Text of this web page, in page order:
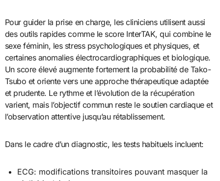
Pour guider la prise en charge, les cliniciens utilisent aussi
des outils rapides comme le score InterTAK, qui combine le
sexe féminin, les stress psychologiques et physiques, et
certaines anomalies électrocardiographiques et biologique.
Un score élevé augmente fortement la probabilité de Tako-
Tsubo et oriente vers une approche thérapeutique adaptée
et prudente. Le rythme et l’évolution de la récupération
varient, mais l’objectif commun reste le soutien cardiaque et
l’observation attentive jusqu’au rétablissement.
Dans le cadre d’un diagnostic, les tests habituels incluent:
ECG: modifications transitoires pouvant masquer la